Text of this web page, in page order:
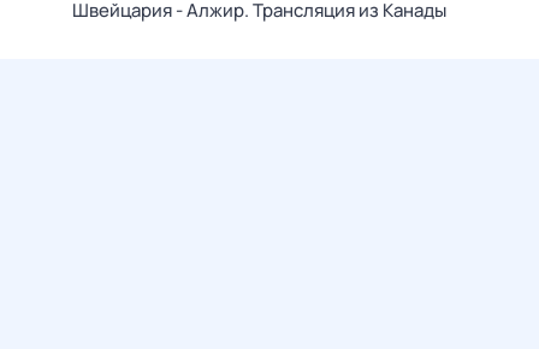
Швейцария - Алжир. Трансляция из Канады